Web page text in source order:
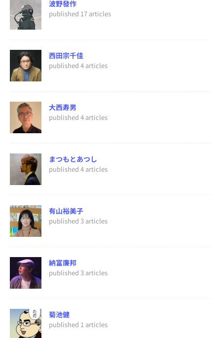
波野發作
published 17 articles
西田宗千佳
published 4 articles
大西寿男
published 4 articles
まつもとあつし
published 4 articles
有山裕美子
published 3 articles
納富廉邦
published 3 articles
菊池健
published 1 articles